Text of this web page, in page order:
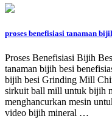
proses benefisiasi tanaman
Proses Benefisiasi Bijih
tanaman bijih besi
bijih besi Grinding Mill
sirkuit ball mill untuk bijih
menghancurkan mesin
video bijih mineral …